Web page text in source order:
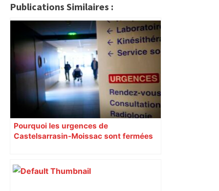
Publications Similaires :
Pourquoi les urgences de
Castelsarrasin-Moissac sont fermées